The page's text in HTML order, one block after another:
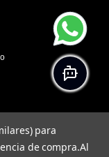
para
de compra.Al